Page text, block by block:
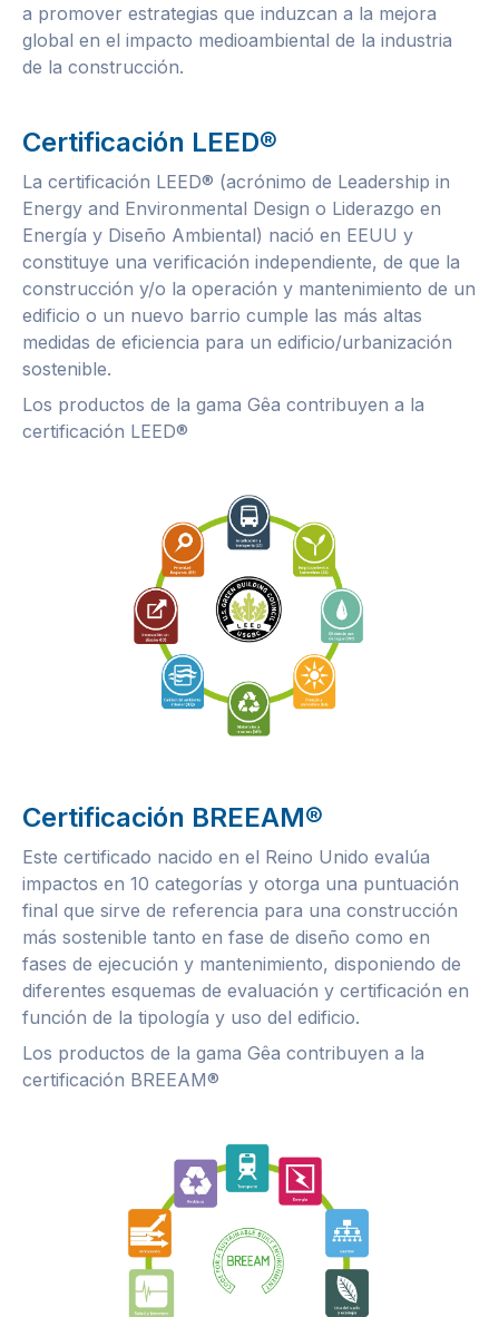
a promover estrategias que induzcan a la mejora
global en el impacto medioambiental de la industria
de la construcción.
Certificación LEED®
La certificación LEED® (acrónimo de Leadership in
Energy and Environmental Design o Liderazgo en
Energía y Diseño Ambiental) nació en EEUU y
constituye una verificación independiente, de que la
construcción y/o la operación y mantenimiento de un
edificio o un nuevo barrio cumple las más altas
medidas de eficiencia para un edificio/urbanización
sostenible.
Los productos de la gama Gêa contribuyen a la
certificación LEED®
Certificación BREEAM®
Este certificado nacido en el Reino Unido evalúa
impactos en 10 categorías y otorga una puntuación
final que sirve de referencia para una construcción
más sostenible tanto en fase de diseño como en
fases de ejecución y mantenimiento, disponiendo de
diferentes esquemas de evaluación y certificación en
función de la tipología y uso del edificio.
Los productos de la gama Gêa contribuyen a la
certificación BREEAM®